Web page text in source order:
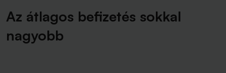
Az átlagos befizetés sokkal
nagyobb